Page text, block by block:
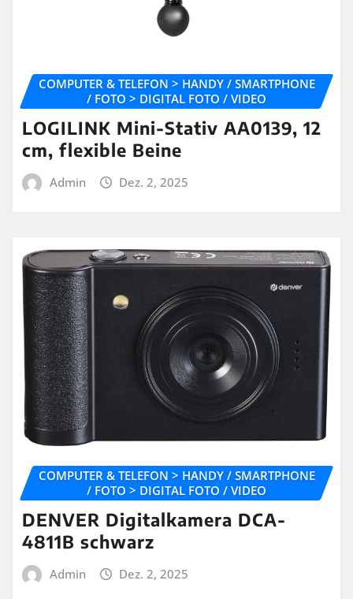
COMPUTER & TELEFON > HANDY / SMARTPHONE
/ FOTO > DIGITAL FOTO / VIDEO
LOGILINK Mini-Stativ AA0139, 12
cm, flexible Beine
Admin Dez. 2, 2025
COMPUTER & TELEFON > HANDY / SMARTPHONE
/ FOTO > DIGITAL FOTO / VIDEO
DENVER Digitalkamera DCA-
4811B schwarz
Admin Dez. 2, 2025